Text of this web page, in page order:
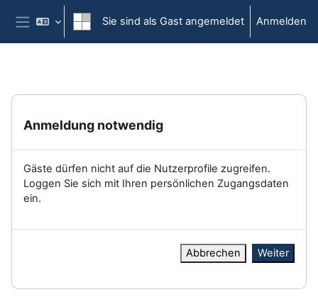
Zum Hauptinhalt
Website-Übersicht
Sie sind als Gast angemeldet Anmelden
Anmeldung notwendig
Gäste dürfen nicht auf die Nutzerprofile zugreifen.
Loggen Sie sich mit Ihren persönlichen Zugangsdaten
ein.
Abbrechen Weiter